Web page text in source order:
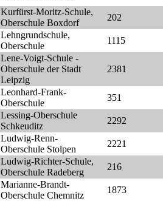
Kurfürst-Moritz-Schule,
Oberschule Boxdorf
202
Lehngrundschule,
Oberschule
1115
Lene-Voigt-Schule -
Oberschule der Stadt
Leipzig
2381
Leonhard-Frank-
Oberschule
351
Lessing-Oberschule
Schkeuditz
2292
Ludwig-Renn-
Oberschule Stolpen
2221
Ludwig-Richter-Schule,
Oberschule Radeberg
216
Marianne-Brandt-
Oberschule Chemnitz
1873